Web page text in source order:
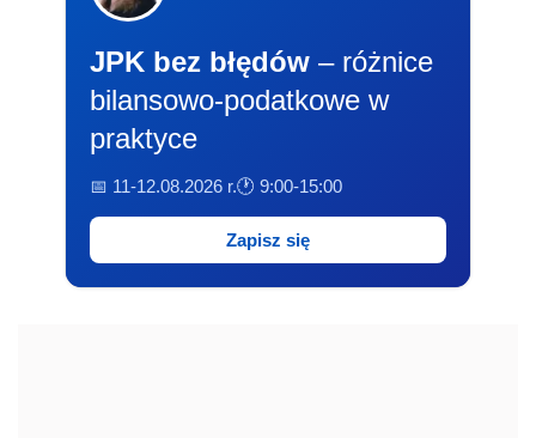
JPK bez błędów – różnice
bilansowo-podatkowe w
praktyce
📅 11-12.08.2026 r.🕐 9:00-15:00
Zapisz się